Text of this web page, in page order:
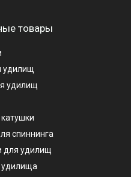
товары
удилищ
удилищ
спиннинга
для удилищ
удилища